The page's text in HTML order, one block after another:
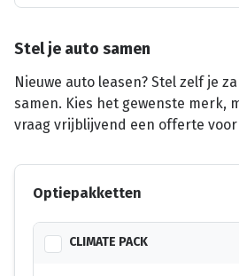
Stel je auto samen
Nieuwe auto leasen? Stel zelf je
samen. Kies het gewenste merk,
vraag vrijblijvend een offerte voor
Optiepakketten
CLIMATE PACK